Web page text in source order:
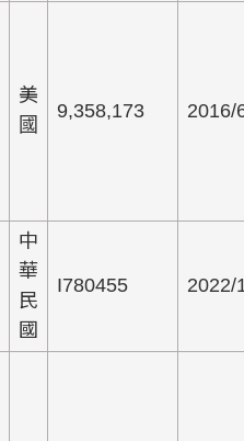
美
國
9,358,173 2016/
中
華
民
國
I780455 2022/